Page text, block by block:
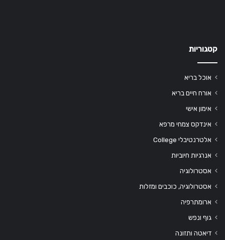
קטגוריות
אוכל בריא
אורח חיים בריא
אימון אישי
אינדקס צמחי מרפא
אלטרנטיבלי College
אנרגיות חיוביות
אסטרולוגיה
אסטרולוגיה, כוכבים ומזלות
ארומתרפיה
גוף ונפש
דיאטה ותזונה